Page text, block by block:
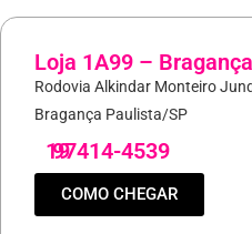
Loja 1A99 –
Rodovia Alkindar Monteiro
Bragança Paulista/SP
19
97414-4539
COMO CHEGAR